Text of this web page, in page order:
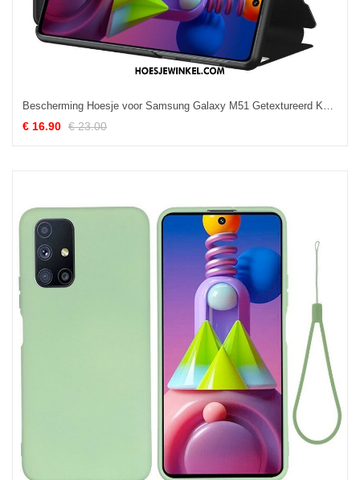
Bescherming Hoesje voor Samsung Galaxy M51 Getextureerd Kunstleer
€ 16.90 € 23.00